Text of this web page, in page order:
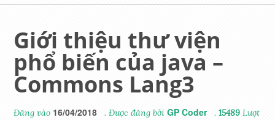
Giới thiệu thư viện
phổ biến của java –
Commons Lang3
Đăng vào 16/04/2018 . Được đăng bởiGP Coder .15489 Lượt